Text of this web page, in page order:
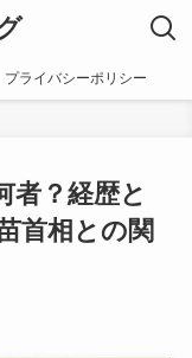
プライバシーポリシー
者？経歴と
首相との関